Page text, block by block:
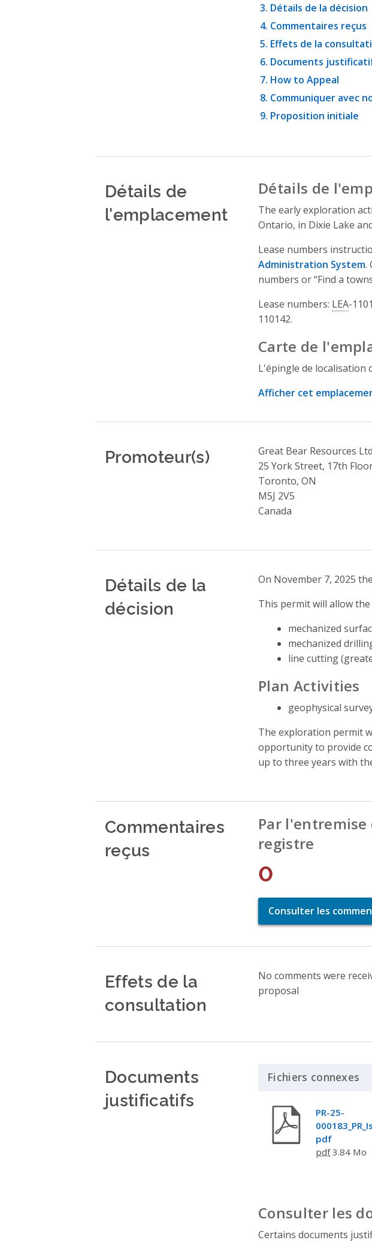
Détails de la décision
Commentaires reçus
Effets de la
Documents
How to Appeal
Communiquer avec
Proposition initiale
Détails de
l'emplacement
Détails de
The early exploration
Ontario, in Dixie Lake
Lease numbers
Administration System.
numbers or “Find a
Lease numbers: LEA-
110142.
Carte de
L'épingle de localisation
Afficher cet
Promoteur(s)
Great Bear Resources
25 York Street, 17th
Toronto, ON
M5J 2V5
Canada
Détails de la
décision
On November 7, 2025
This permit will allow
mechanized
mechanized
line cutting
Plan Activities
geophysical
The exploration permit
opportunity to provide
up to three years with
Commentaires
reçus
Par l'entremise
registre
0
Consulter les
Effets de la
consultation
No comments were
proposal
Documents
justificatifs
Fichiers connexes
PR-25-
pdf
pdf3.84 Mo
Consulter les
Certains documents